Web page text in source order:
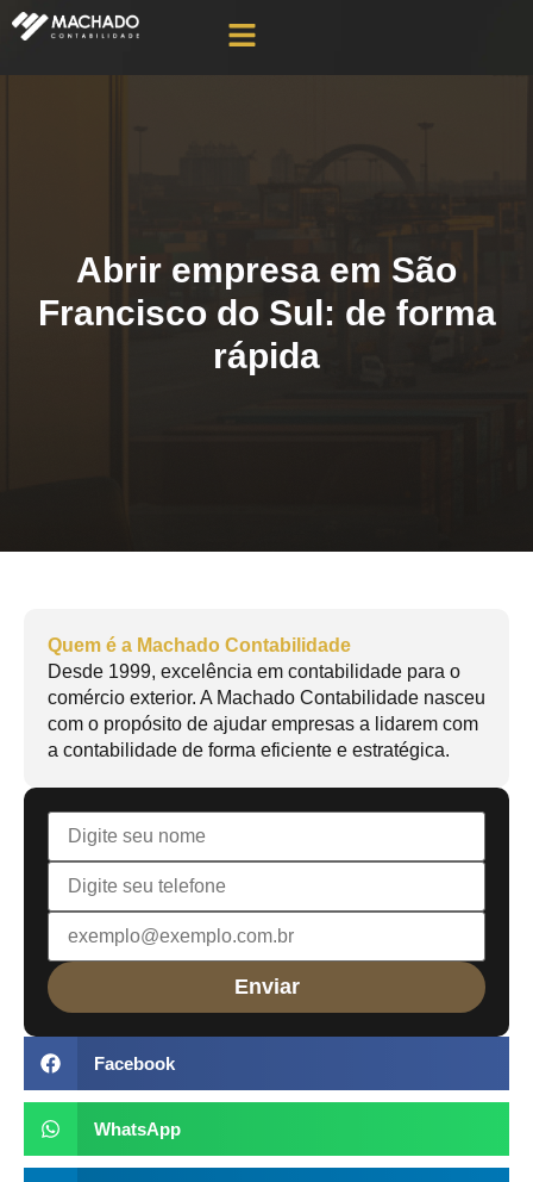
Abrir empresa em São
Francisco do Sul: de forma
rápida
Quem é a Machado Contabilidade
Desde 1999, excelência em contabilidade para o
comércio exterior. A Machado Contabilidade nasceu
com o propósito de ajudar empresas a lidarem com
a contabilidade de forma eficiente e estratégica.
Facebook
WhatsApp